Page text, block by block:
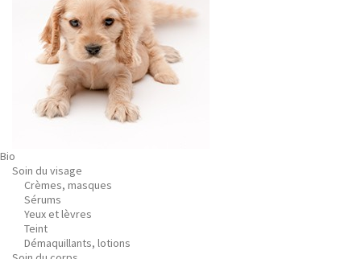
Bio
Soin du visage
Crèmes, masques
Sérums
Yeux et lèvres
Teint
Démaquillants, lotions